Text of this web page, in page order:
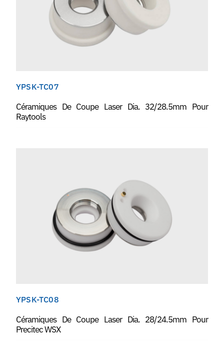
YPSK-TC07
Céramiques De Coupe Laser Dia. 32/28.5mm Pour
Raytools
YPSK-TC08
Céramiques De Coupe Laser Dia. 28/24.5mm Pour
Precitec WSX